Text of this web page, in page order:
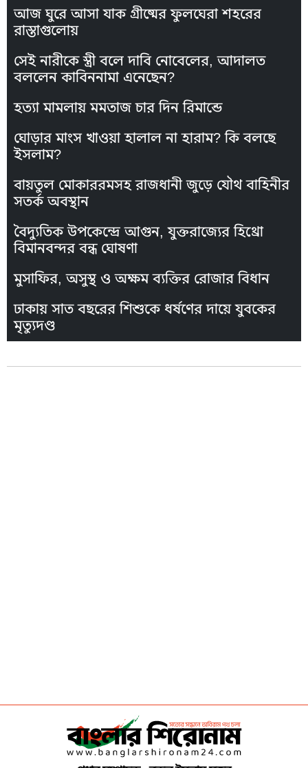
আজ ঘুরে আসা যাক গ্রীষ্মের ফুলঘেরা শহরের
রাস্তাগুলোয়
সেই নারীকে স্ত্রী বলে দাবি নোবেলের, আদালত
বললেন কাবিননামা এনেছেন?
হত্যা মামলায় মমতাজ চার দিন রিমান্ডে
ঘোড়ার মাংস খাওয়া হালাল না হারাম? কি বলছে
ইসলাম?
বায়তুল মোকাররমসহ রাজধানী জুড়ে যৌথ বাহিনীর
সতর্ক অবস্থান
বৈদ্যুতিক উপকেন্দ্রে আগুন, যুক্তরাজ্যের হিথ্রো
বিমানবন্দর বন্ধ ঘোষণা
মুসাফির, অসুস্থ ও অক্ষম ব্যক্তির রোজার বিধান
ঢাকায় সাত বছরের শিশুকে ধর্ষণের দায়ে যুবকের
মৃত্যুদণ্ড